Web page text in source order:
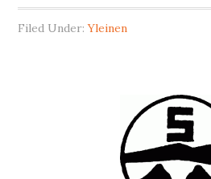
Filed Under:Yleinen